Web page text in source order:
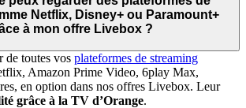
Netflix, Disney+ ou Paramount+
à mon offre Livebox ?
de toutes vos plateformes de streaming
Amazon Prime Video, 6play Max,
en option dans nos offres Livebox. Leur
grâce à la TV d’Orange.